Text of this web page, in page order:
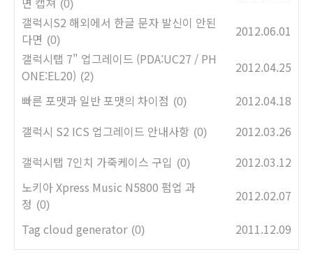
(0)
갤럭시S2 해외에서 한글 문자 발신이 안된
다면 (0)
2012.06.01
갤럭시탭 7" 업그레이드 (PDA:UC27 / PH
ONE:EL20) (2)
2012.04.25
빠른 포맷과 일반 포맷의 차이점 (0)
2012.04.18
갤럭시 S2 ICS 업그레이드 안내사항 (0)
2012.03.26
갤럭시탭 7인치 가죽케이스 구입 (0)
2012.03.12
노키아 Xpress Music N5800 펌업 과
정 (0)
2012.02.07
Tag cloud generator (0) 2011.12.09